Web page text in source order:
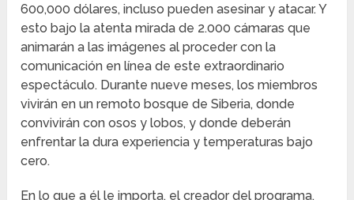
600,000 dólares, incluso pueden asesinar y atacar. Y
esto bajo la atenta mirada de 2.000 cámaras que
animarán a las imágenes al proceder con la
comunicación en línea de este extraordinario
espectáculo. Durante nueve meses, los miembros
vivirán en un remoto bosque de Siberia, donde
convivirán con osos y lobos, y donde deberán
enfrentar la dura experiencia y temperaturas bajo
cero.
En lo que a él le importa, el creador del programa,